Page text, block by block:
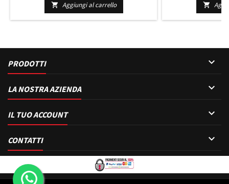
 Aggiungi al carrello 
PRODOTTI 
LA NOSTRA AZIENDA 
IL TUO ACCOUNT 
CONTATTI 